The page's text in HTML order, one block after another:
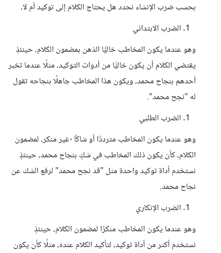
بحسب ضرب الإنشاء نحدد هل يحتاج الكلام إلى توكيد أم لا،
الضرب الابتدائي
وهو عندما يكون المخاطب خاليًّا الذهن بمضمون الكلام، حينئذٍ
يقتضي الكلام أن يكون خاليًّا من أدوات التوكيد، مثلًا عندما تخبر
أحدهم بنجاح محمد، ويكون هذا المخاطب جاهلًا بنجاحه تقول
له "نجح محمد".
الضرب الطلبي
وهو عندما يكون المخاطب مترددًا أو شاكًا -غير منكر، لمضمون
الكلام، كأن يكون ذلك المخاطب في شكٍ بنجاح محمد، حينئذٍ
نستخدم أداة توكيد واحدة مثل "قد نجح محمد" لرفع الشك عن
نجاح محمد.
الضرب الإنكاري
وهو عندما يكون المخاطب منكرًا لمضمون الكلام، حينئذٍ
نستخدم أكثر من أداة توكيد، لتأكيد الكلام عنده، مثلًا كأن يكون